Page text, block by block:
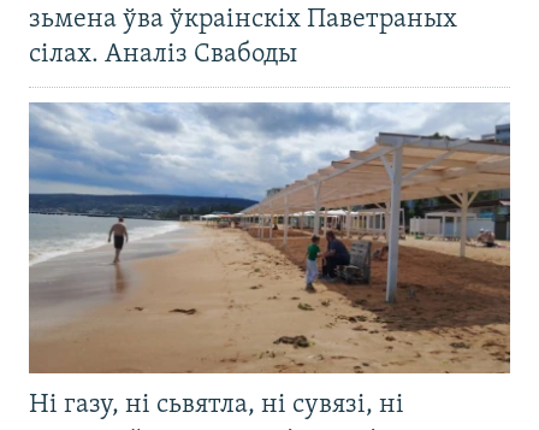
зьмена ўва ўкраінскіх Паветраных
сілах. Аналіз Свабоды
Ні газу, ні сьвятла, ні сувязі, ні